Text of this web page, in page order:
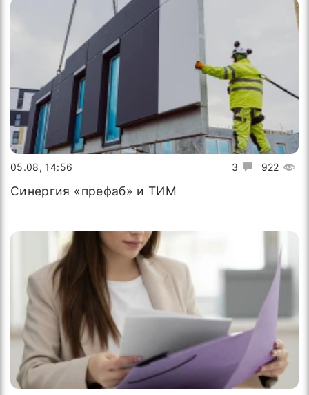
3 922
05.08, 14:56
Синергия «префаб» и ТИМ